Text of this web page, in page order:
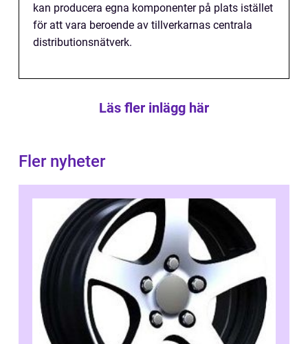
kan producera egna komponenter på plats istället
för att vara beroende av tillverkarnas centrala
distributionsnätverk.
Läs fler inlägg här
Fler nyheter